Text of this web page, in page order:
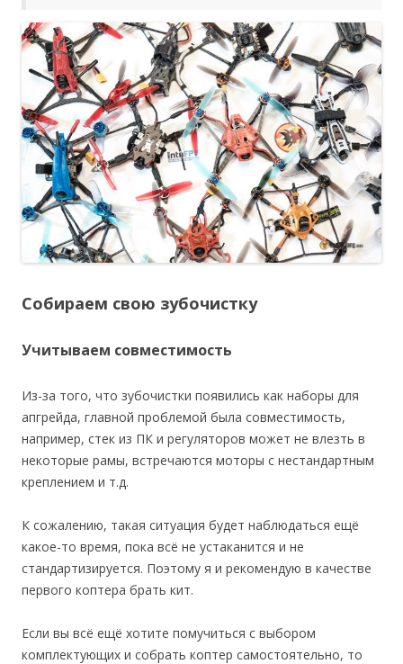
Собираем свою зубочистку
Учитываем совместимость
Из-за того, что зубочистки появились как наборы для
апгрейда, главной проблемой была совместимость,
например, стек из ПК и регуляторов может не влезть в
некоторые рамы, встречаются моторы с нестандартным
креплением и т.д.
К сожалению, такая ситуация будет наблюдаться ещё
какое-то время, пока всё не устаканится и не
стандартизируется. Поэтому я и рекомендую в качестве
первого коптера брать кит.
Если вы всё ещё хотите помучиться с выбором
комплектующих и собрать коптер самостоятельно, то